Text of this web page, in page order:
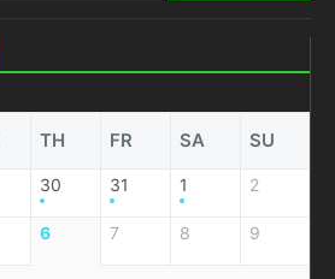
TH FR SA SU
30 31 1 2
6 7 8 9